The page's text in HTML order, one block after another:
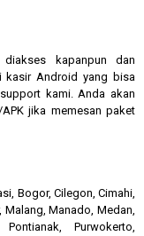
kapanpun dan
kasir Android yang bisa
kami. Anda akan
jika memesan paket
Bogor, Cilegon, Cimahi,
Manado, Medan,
Purwokerto,